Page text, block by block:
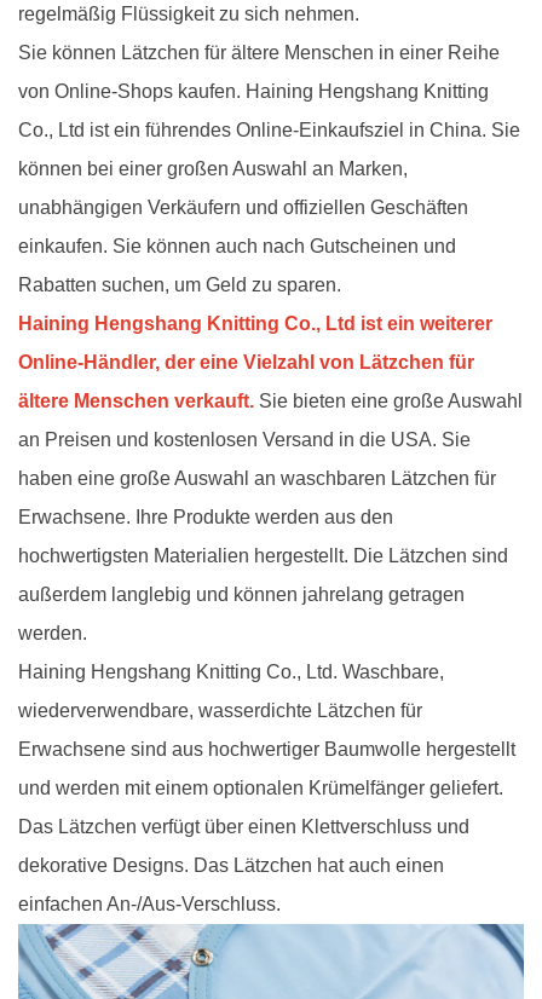
regelmäßig Flüssigkeit zu sich nehmen.
Sie können Lätzchen für ältere Menschen in einer Reihe
von Online-Shops kaufen. Haining Hengshang Knitting
Co., Ltd ist ein führendes Online-Einkaufsziel in China. Sie
können bei einer großen Auswahl an Marken,
unabhängigen Verkäufern und offiziellen Geschäften
einkaufen. Sie können auch nach Gutscheinen und
Rabatten suchen, um Geld zu sparen.
Haining Hengshang Knitting Co., Ltd ist ein weiterer
Online-Händler, der eine Vielzahl von Lätzchen für
ältere Menschen verkauft. Sie bieten eine große Auswahl
an Preisen und kostenlosen Versand in die USA. Sie
haben eine große Auswahl an waschbaren Lätzchen für
Erwachsene. Ihre Produkte werden aus den
hochwertigsten Materialien hergestellt. Die Lätzchen sind
außerdem langlebig und können jahrelang getragen
werden.
Haining Hengshang Knitting Co., Ltd. Waschbare,
wiederverwendbare, wasserdichte Lätzchen für
Erwachsene sind aus hochwertiger Baumwolle hergestellt
und werden mit einem optionalen Krümelfänger geliefert.
Das Lätzchen verfügt über einen Klettverschluss und
dekorative Designs. Das Lätzchen hat auch einen
einfachen An-/Aus-Verschluss.